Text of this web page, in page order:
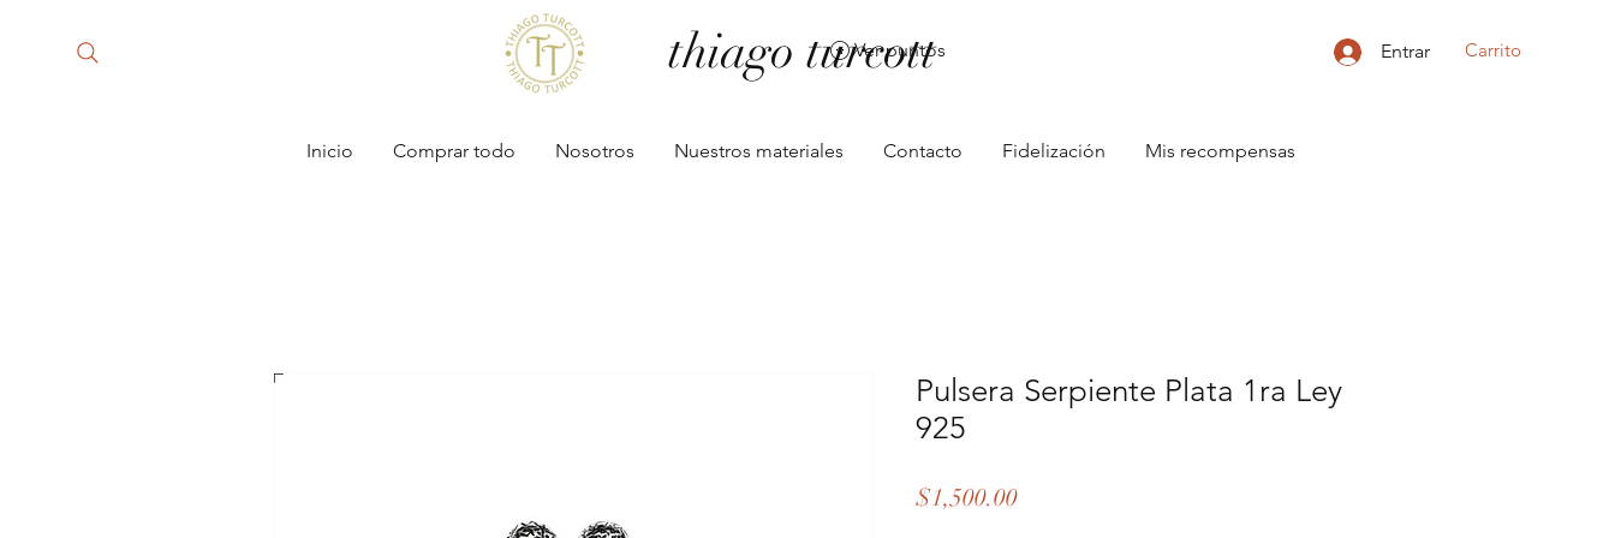
thiago turcott
Ver puntos Entrar Carrito
Inicio Comprar todo Nosotros Nuestros materiales Contacto Fidelización Mis recompensas
Pulsera Serpiente Plata 1ra Ley
925
$1,500.00Precio